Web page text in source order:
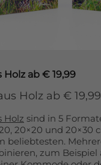
Holz ab € 19,99
Holz ab € 19,99
Holz sind in 5
20×20 und
beliebtesten.
zum Beispiel